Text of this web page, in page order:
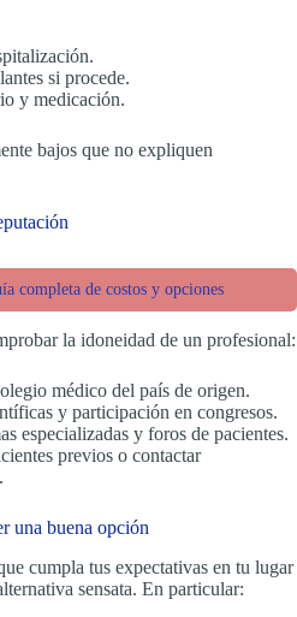
si procede.
y medicación.
bajos que no expliquen
completa de costos y opciones
la idoneidad de un profesional:
médico del país de origen.
y participación en congresos.
especializadas y foros de pacientes.
previos o contactar
una buena opción
cumpla tus expectativas en tu lugar
sensata. En particular: